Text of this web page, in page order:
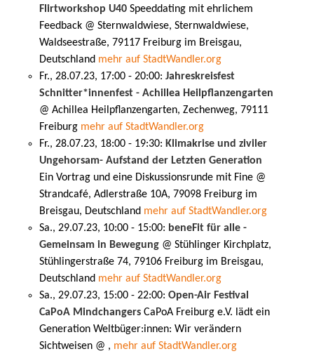
Flirtworkshop U40 Speeddating mit ehrlichem
Feedback @ Sternwaldwiese, Sternwaldwiese,
Waldseestraße, 79117 Freiburg im Breisgau,
Deutschland mehr auf StadtWandler.org
Fr., 28.07.23, 17:00 - 20:00: Jahreskreisfest
Schnitter*innenfest - Achillea Heilpflanzengarten
@ Achillea Heilpflanzengarten, Zechenweg, 79111
Freiburg mehr auf StadtWandler.org
Fr., 28.07.23, 18:00 - 19:30: Klimakrise und ziviler
Ungehorsam- Aufstand der Letzten Generation
Ein Vortrag und eine Diskussionsrunde mit Fine @
Strandcafé, Adlerstraße 10A, 79098 Freiburg im
Breisgau, Deutschland mehr auf StadtWandler.org
Sa., 29.07.23, 10:00 - 15:00: beneFit für alle -
Gemeinsam in Bewegung @ Stühlinger Kirchplatz,
Stühlingerstraße 74, 79106 Freiburg im Breisgau,
Deutschland mehr auf StadtWandler.org
Sa., 29.07.23, 15:00 - 22:00: Open-Air Festival
CaPoA Mindchangers CaPoA Freiburg e.V. lädt ein
Generation Weltbüger:innen: Wir verändern
Sichtweisen @ , mehr auf StadtWandler.org